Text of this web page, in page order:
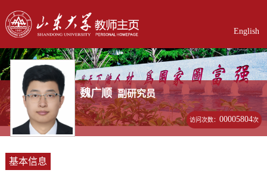
English
魏广顺 副研究员
访问次数：00005804次
基本信息